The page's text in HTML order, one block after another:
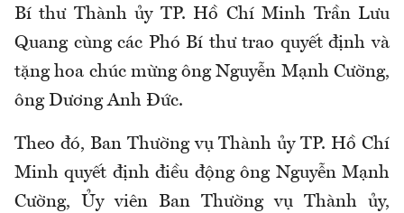
Bí thư Thành ủy TP. Hồ Chí Minh Trần Lưu
Quang cùng các Phó Bí thư trao quyết định và
tặng hoa chúc mừng ông Nguyễn Mạnh Cường,
ông Dương Anh Đức.
Theo đó, Ban Thường vụ Thành ủy TP. Hồ Chí
Minh quyết định điều động ông Nguyễn Mạnh
Cường, Ủy viên Ban Thường vụ Thành ủy,